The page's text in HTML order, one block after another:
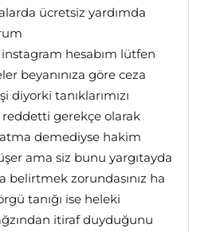
ücretsiz yardımda
hesabım lütfen
beyanınıza göre ceza
diyorki tanıklarımızı
gerekçe olarak
demediyse hakim
ama siz bunu yargıtayda
belirtmek zorundasınız ha
tanığı ise heleki
itiraf duyduğunu